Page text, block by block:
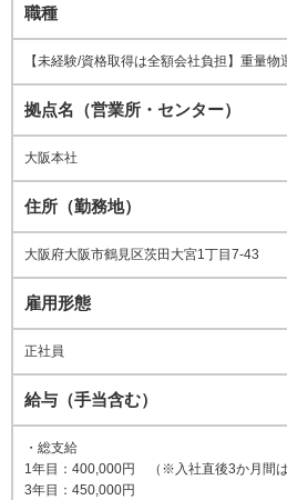
職種
【未経験/資格取得は全額会社負担】重量
拠点名（営業所・センター）
大阪本社
住所（勤務地）
大阪府大阪市鶴見区茨田大宮1丁目7-43
雇用形態
正社員
給与（手当含む）
・総支給
1年目：400,000円 （※入社直後3か月間は
3年目：450,000円